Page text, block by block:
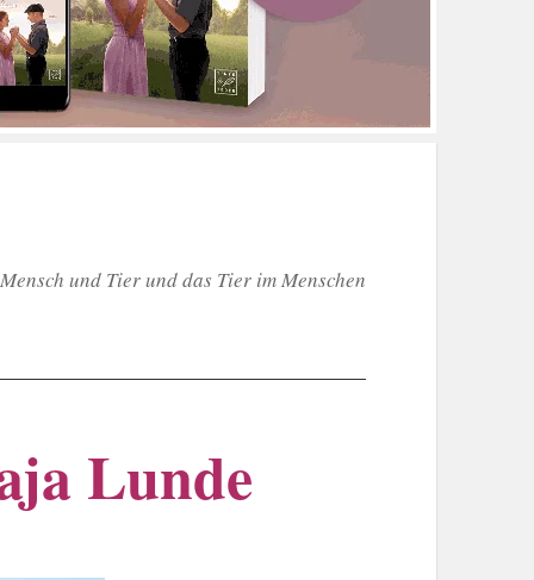
und Tier und das Tier im Menschen
Lunde